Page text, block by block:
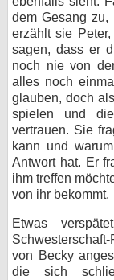
dem Gesang zu,
erzählt sie
sagen, dass er
noch nie von
alles noch
glauben, doch
spielen und
vertrauen. Sie
kann und
Antwort hat. Er
ihm treffen
von ihr bekommt.
Etwas
von Becky
die sich